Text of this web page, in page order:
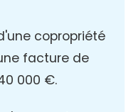
copropriété
facture de
000 €.